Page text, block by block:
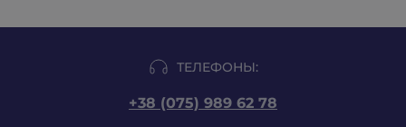
ТЕЛЕФОНЫ:
+38 (075) 989 62 78